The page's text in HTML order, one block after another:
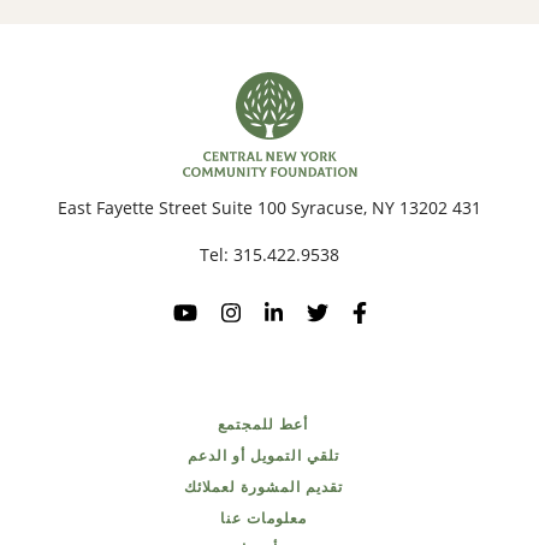
431 East Fayette Street Suite 100 Syracuse, NY 13202
Tel: 315.422.9538
أعط للمجتمع
تلقي التمويل أو الدعم
تقديم المشورة لعملائك
معلومات عنا